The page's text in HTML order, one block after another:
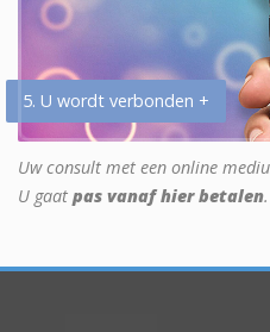
5. U wordt verbonden +
Uw consult met een online
U gaat pas vanaf hier betalen.